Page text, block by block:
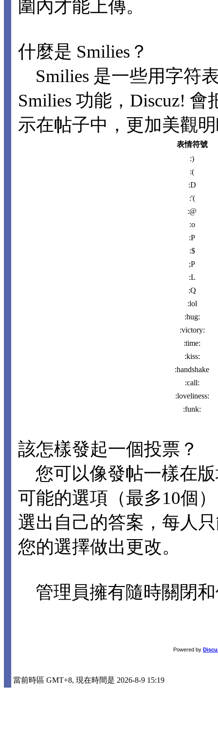
圍內才能上傳。
什麼是 Smilies？
Smilies 是一些用字符
Smilies 功能，Discuz!
示在帖子中，更加美觀
表情符號
:)
:(
:D
:'(
:@
:o
:P
:$
;P
:L
:Q
:lol
:hug:
:victory:
:time:
:kiss:
:handshake
:call:
:loveliness:
:funk:
該怎樣發起一個投票？
您可以像發帖一樣在
可能的選項（最多10個
選出自己的答案，每人
您的選擇做出更改。
管理員擁有隨時關閉
Powered by
當前時區 GMT+8, 現在時間是 2026-8-9 15:19